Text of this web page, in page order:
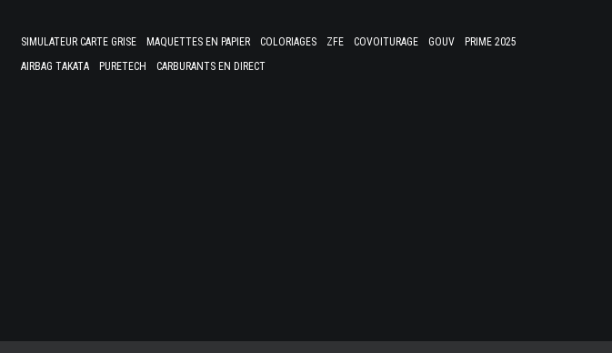
SIMULATEUR CARTE GRISE MAQUETTES EN PAPIER COLORIAGES ZFE COVOITURAGE GOUV
PRIME 2025
AIRBAG TAKATA
PURETECH CARBURANTS EN DIRECT